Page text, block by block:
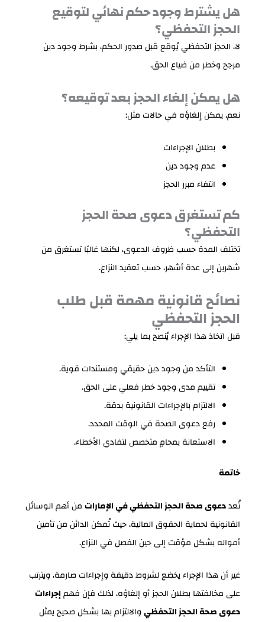
هل يشترط وجود حكم نهائي لتوقيع
الحجز التحفظي؟
لا، الحجز التحفظي يُوقع قبل صدور الحكم، بشرط وجود دين
مرجح وخطر من ضياع الحق.
هل يمكن إلغاء الحجز بعد توقيعه؟
نعم، يمكن إلغاؤه في حالات مثل:
بطلان الإجراءات
عدم وجود دين
انتفاء مبرر الحجز
كم تستغرق دعوى صحة الحجز
التحفظي؟
تختلف المدة حسب ظروف الدعوى، لكنها غالبًا تستغرق من
شهرين إلى عدة أشهر، حسب تعقيد النزاع.
نصائح قانونية مهمة قبل طلب
الحجز التحفظي
قبل اتخاذ هذا الإجراء يُنصح بما يلي:
التأكد من وجود دين حقيقي ومستندات قوية.
تقييم مدى وجود خطر فعلي على الحق.
الالتزام بالإجراءات القانونية بدقة.
رفع دعوى الصحة في الوقت المحدد.
الاستعانة بمحامٍ متخصص لتفادي الأخطاء.
خاتمة
تُعددعوى صحة الحجز التحفظي في الإماراتمن أهم الوسائل
القانونية لحماية الحقوق المالية، حيث تُمكن الدائن من تأمين
أمواله بشكل مؤقت إلى حين الفصل في النزاع.
غير أن هذا الإجراء يخضع لشروط دقيقة وإجراءات صارمة، ويترتب
على مخالفتها بطلان الحجز أو إلغاؤه، لذلك فإن فهمإجراءات
دعوى صحة الحجز التحفظيوالالتزام بها بشكل صحيح يمثل